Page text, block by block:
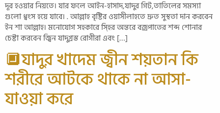
দূর হওয়ার নিয়তে। যার ফলে আইন-হাসাদ,যাদুর গিট,তাতিলের সমস্যা
গুলো ধ্বংস হয়ে যাবে। . আল্লাহ বৃষ্টির ওয়াসীলাহতে দ্রুত সুস্থতা দান করবেন
ইন শা আল্লাহ। মনোযোগ সহকারে স্হির অন্তরে বজ্রপাতের শব্দ শোনার
চেষ্টা করবেন জ্বিন যাদুগ্রস্ত রোগীরা এবং […]
🔲যাদুর খাদেম জ্বীন শয়তান কি
শরীরে আটকে থাকে না আসা-
যাওয়া করে